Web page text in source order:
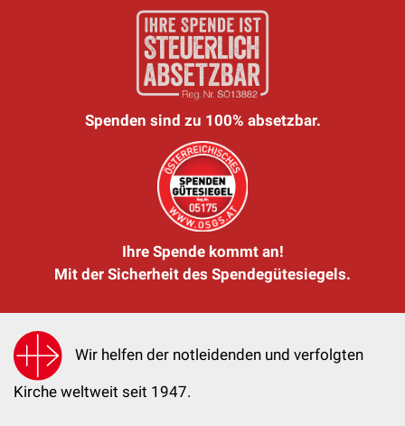
Spenden sind zu 100% absetzbar.
Ihre Spende kommt an!
Mit der Sicherheit des Spendegütesiegels.
Wir helfen der notleidenden und verfolgten
Kirche weltweit seit 1947.